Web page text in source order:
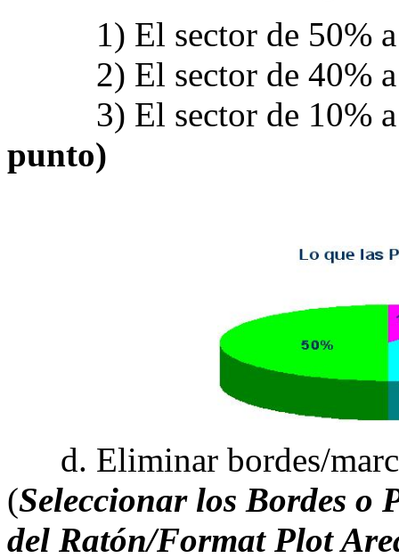
1) El sector de 50%
2) El sector de 40%
3) El sector de 10%
punto)
d. Eliminar bordes/
(Seleccionar los Bordes o
del Ratón/Format Plot